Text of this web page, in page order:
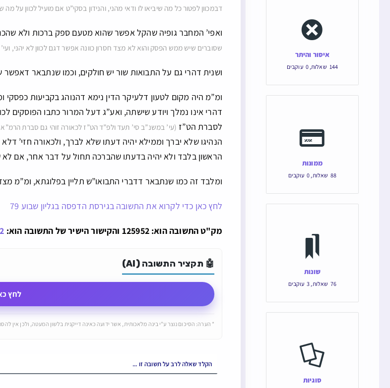
דבמכוון לפטור כל מה שיביאו לו ודאי מהני, והנידון בסקי”ט אם מועיל לכוון על
ואפי’ המחבר גופיה שהקל אפשר שהוא מטעם ספק ברכות ולא
שסוברים שיש ממש הפסק והוא לא מצד חסרון כוונה אפשר דגם לכוון לא יהני,
ושנית דהרי גם על התבואות שור יש חולקים, וכמו שנתבאר
ומ”מ היה מקום לטעון דלעיקר הדין נימא דהנוהג בקביעות
דהרי אינו נמלך ויודע שישתה, ואע”ג דעל המרור כתבו הפוסקים
לסברת הט”ז (עי’ במשנ”ב סי’ תעד ולפ”ד הט”ז לכאורה זוהי גם סברת
הנהיגו שלא יברך וממילא יהיה דעתו שלא לברך, ולכאורה חזי’
הראשון בלבד ולא יהיה בדעתו שהברכה תחול על דבר אחר, אם
ומלבד זה כמו שנתבאר דדברי התבואו”ש תליין בפלוגתא, ומ”מ
לחץ כאן כדי לקרוא את התשובה בגירסת הדפסה בגליון שבוע 79
מק"ט התשובה הוא: 125952 והקישור הישיר של התשובה הוא:
🤖 תקציר התשובה (AI)
לחץ
* הערה: הסיכום נוצר ע"י בינה מלאכותית, אשר ידועה כאינה דייקנית בלשון המעטה, ולכן אין
איסור והיתר
144 שאלות,
0 עוקבים
ממונות
88 שאלות,
0 עוקבים
שונות
76 שאלות,
3 עוקבים
סוגיות